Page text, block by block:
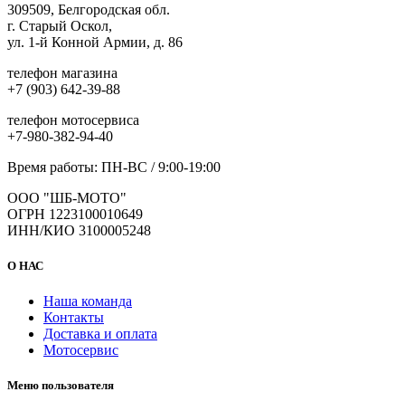
309509, Белгородская обл.
г. Старый Оскол,
ул. 1-й Конной Армии, д. 86
телефон магазина
+7 (903) 642-39-88
телефон мотосервиса
+7-980-382-94-40
Время работы: ПН-ВС / 9:00-19:00
ООО "ШБ-МОТО"
ОГРН 1223100010649
ИНН/КИО 3100005248
О НАС
Наша команда
Контакты
Доставка и оплата
Мотосервис
Меню пользователя